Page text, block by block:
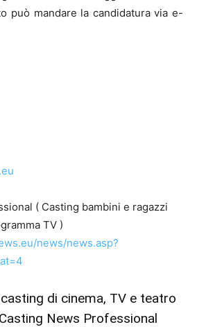
può mandare la candidatura via e-
( Casting bambini e ragazzi
TV )
news/news.asp?
di cinema, TV e teatro
News Professional